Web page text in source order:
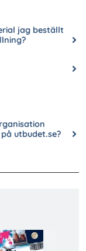
jag beställt
utbudet.se?